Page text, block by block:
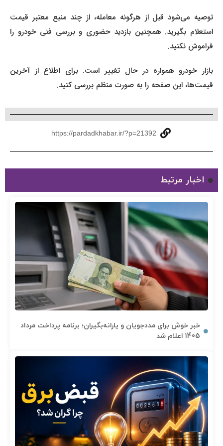
توصیه می‌شود قبل از هرگونه معامله، از چند منبع معتبر قیمت
استعلام بگیرید. همچنین بازدید حضوری و بررسی فنی خودرو را
فراموش نکنید.
بازار خودرو همواره در حال تغییر است. برای اطلاع از آخرین
قیمت‌ها، این صفحه را به صورت منظم بررسی کنید.
https://pardadkhabar.ir/?p=21392
اخبار مرتبط
خبر خوش برای مددجویان و یارانه‌بگیران؛ برنامه پرداخت مرداد
1405 اعلام شد